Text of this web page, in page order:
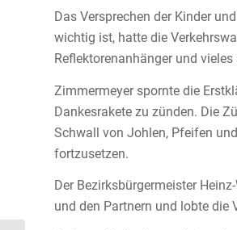
Das Versprechen der Kinder
wichtig ist, hatte die
Reflektorenanhänger und vieles
Zimmermeyer spornte die
Dankesrakete zu zünden. Die
Schwall von Johlen, Pfeifen
fortzusetzen.
Der Bezirksbürgermeister
und den Partnern und lobte die